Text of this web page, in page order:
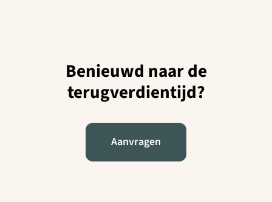
Benieuwd naar de
terugverdientijd?
Aanvragen